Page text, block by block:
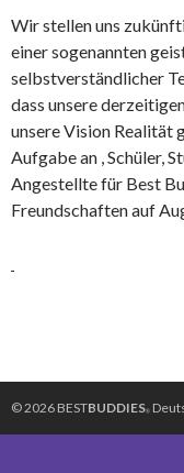
Wir stellen uns
einer sogenannten
selbstverständlicher
dass unsere
unsere Vision Realität
Aufgabe an , Schüler,
Angestellte für Best
Freundschaften auf
© 2026 BESTBUDDIES®